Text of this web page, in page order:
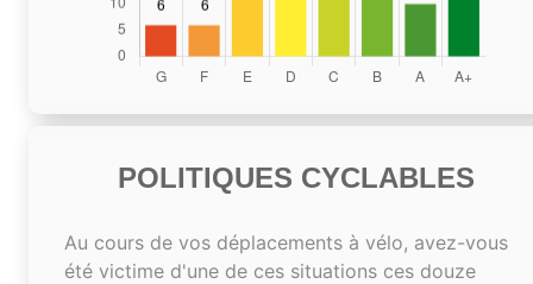
POLITIQUES CYCLABLES
Au cours de vos déplacements à vélo, avez-vous
été victime d'une de ces situations ces douze